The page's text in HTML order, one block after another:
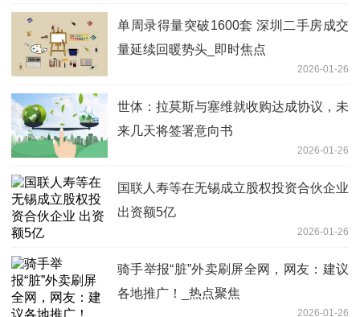
单周录得量突破1600套 深圳二手房成交
量延续回暖势头_即时焦点
2026-01-26
世体：拉莫斯与塞维就收购达成协议，未
来几天将签署意向书
2026-01-26
国联人寿等在无锡成立股权投资合伙企业
出资额5亿
2026-01-26
骑手举报“脏”外卖刷屏全网，网友：建议
各地推广！_热点聚焦
2026-01-26